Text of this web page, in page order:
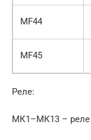
MF44
MF45
Реле:
МК1–МК13 – реле